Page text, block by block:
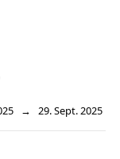
→ 29. Sept. 2025